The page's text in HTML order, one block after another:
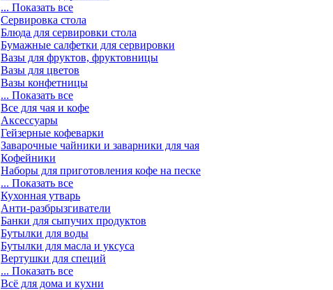
... Показать все
Сервировка стола
Блюда для сервировки стола
Бумажные салфетки для сервировки
Вазы для фруктов, фруктовницы
Вазы для цветов
Вазы конфетницы
... Показать все
Все для чая и кофе
Аксессуары
Гейзерные кофеварки
Заварочные чайники и заварники для чая
Кофейники
Наборы для приготовления кофе на песке
... Показать все
Кухонная утварь
Анти-разбрызгиватели
Банки для сыпучих продуктов
Бутылки для воды
Бутылки для масла и уксуса
Вертушки для специй
... Показать все
Всё для дома и кухни